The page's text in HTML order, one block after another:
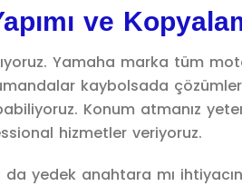
ve
Yamaha marka tüm
kaybolsada
Konum atmanız
hizmetler veriyoruz.
yedek anahtara mı